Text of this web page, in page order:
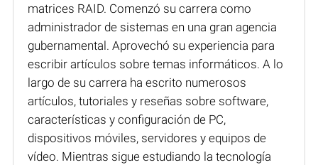
matrices RAID. Comenzó su carrera como
administrador de sistemas en una gran agencia
gubernamental. Aprovechó su experiencia para
escribir artículos sobre temas informáticos. A lo
largo de su carrera ha escrito numerosos
artículos, tutoriales y reseñas sobre software,
características y configuración de PC,
dispositivos móviles, servidores y equipos de
vídeo. Mientras sigue estudiando la tecnología